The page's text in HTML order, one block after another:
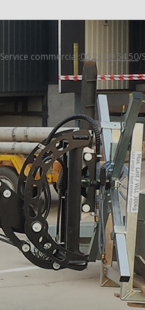
Service commercial:06 22 09 54 50/